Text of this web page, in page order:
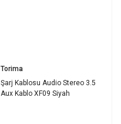
Torima
Şarj Kablosu Audio Stereo 3.5
Aux Kablo XF09 Siyah